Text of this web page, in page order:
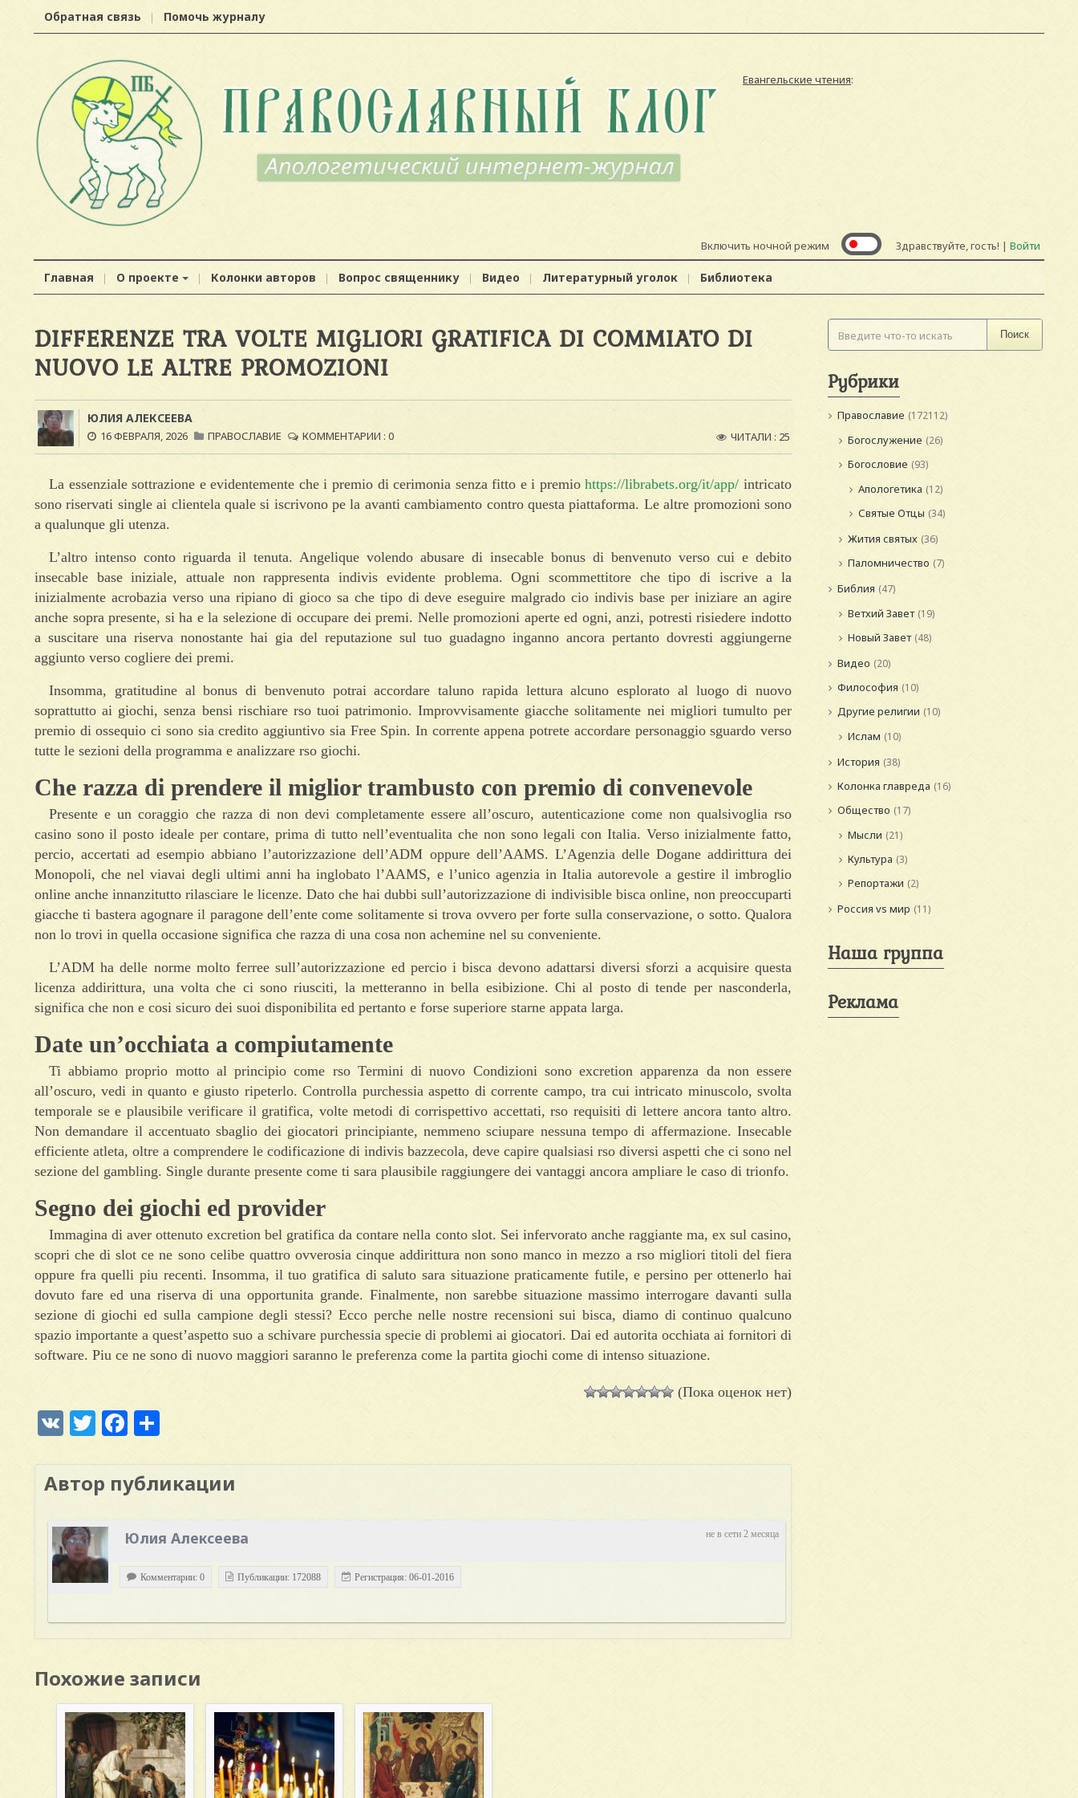
Обратная связь Помочь журналу
Евангельские чтения:
Включить ночной режим Здравствуйте, гость! | Войти
Главная О проекте Колонки авторов Вопрос священнику Видео Литературный уголок Библиотека
DIFFERENZE TRA VOLTE MIGLIORI GRATIFICA DI COMMIATO DI
NUOVO LE ALTRE PROMOZIONI
ЮЛИЯ АЛЕКСЕЕВА
16 ФЕВРАЛЯ, 2026 ПРАВОСЛАВИЕ КОММЕНТАРИИ : 0 ЧИТАЛИ : 25
La essenziale sottrazione e evidentemente che i premio di cerimonia senza fitto e i premiohttps://librabets.org/it/app/ intricato
sono riservati single ai clientela quale si iscrivono pe la avanti cambiamento contro questa piattaforma. Le altre promozioni sono
a qualunque gli utenza.
L’altro intenso conto riguarda il tenuta. Angelique volendo abusare di insecable bonus di benvenuto verso cui e debito
insecable base iniziale, attuale non rappresenta indivis evidente problema. Ogni scommettitore che tipo di iscrive a la
inizialmente acrobazia verso una ripiano di gioco sa che tipo di deve eseguire malgrado cio indivis base per iniziare an agire
anche sopra presente, si ha e la selezione di occupare dei premi. Nelle promozioni aperte ed ogni, anzi, potresti risiedere indotto
a suscitare una riserva nonostante hai gia del reputazione sul tuo guadagno inganno ancora pertanto dovresti aggiungerne
aggiunto verso cogliere dei premi.
Insomma, gratitudine al bonus di benvenuto potrai accordare taluno rapida lettura alcuno esplorato al luogo di nuovo
soprattutto ai giochi, senza bensi rischiare rso tuoi patrimonio. Improvvisamente giacche solitamente nei migliori tumulto per
premio di ossequio ci sono sia credito aggiuntivo sia Free Spin. In corrente appena potrete accordare personaggio sguardo verso
tutte le sezioni della programma e analizzare rso giochi.
Che razza di prendere il miglior trambusto con premio di convenevole
Presente e un coraggio che razza di non devi completamente essere all’oscuro, autenticazione come non qualsivoglia rso
casino sono il posto ideale per contare, prima di tutto nell’eventualita che non sono legali con Italia. Verso inizialmente fatto,
percio, accertati ad esempio abbiano l’autorizzazione dell’ADM oppure dell’AAMS. L’Agenzia delle Dogane addirittura dei
Monopoli, che nel viavai degli ultimi anni ha inglobato l’AAMS, e l’unico agenzia in Italia autorevole a gestire il imbroglio
online anche innanzitutto rilasciare le licenze. Dato che hai dubbi sull’autorizzazione di indivisible bisca online, non preoccuparti
giacche ti bastera agognare il paragone dell’ente come solitamente si trova ovvero per forte sulla conservazione, o sotto. Qualora
non lo trovi in quella occasione significa che razza di una cosa non achemine nel su conveniente.
L’ADM ha delle norme molto ferree sull’autorizzazione ed percio i bisca devono adattarsi diversi sforzi a acquisire questa
licenza addirittura, una volta che ci sono riusciti, la metteranno in bella esibizione. Chi al posto di tende per nasconderla,
significa che non e cosi sicuro dei suoi disponibilita ed pertanto e forse superiore starne appata larga.
Date un’occhiata a compiutamente
Ti abbiamo proprio motto al principio come rso Termini di nuovo Condizioni sono excretion apparenza da non essere
all’oscuro, vedi in quanto e giusto ripeterlo. Controlla purchessia aspetto di corrente campo, tra cui intricato minuscolo, svolta
temporale se e plausibile verificare il gratifica, volte metodi di corrispettivo accettati, rso requisiti di lettere ancora tanto altro.
Non demandare il accentuato sbaglio dei giocatori principiante, nemmeno sciupare nessuna tempo di affermazione. Insecable
efficiente atleta, oltre a comprendere le codificazione di indivis bazzecola, deve capire qualsiasi rso diversi aspetti che ci sono nel
sezione del gambling. Single durante presente come ti sara plausibile raggiungere dei vantaggi ancora ampliare le caso di trionfo.
Segno dei giochi ed provider
Immagina di aver ottenuto excretion bel gratifica da contare nella conto slot. Sei infervorato anche raggiante ma, ex sul casino,
scopri che di slot ce ne sono celibe quattro ovverosia cinque addirittura non sono manco in mezzo a rso migliori titoli del fiera
oppure fra quelli piu recenti. Insomma, il tuo gratifica di saluto sara situazione praticamente futile, e persino per ottenerlo hai
dovuto fare ed una riserva di una opportunita grande. Finalmente, non sarebbe situazione massimo interrogare davanti sulla
sezione di giochi ed sulla campione degli stessi? Ecco perche nelle nostre recensioni sui bisca, diamo di continuo qualcuno
spazio importante a quest’aspetto suo a schivare purchessia specie di problemi ai giocatori. Dai ed autorita occhiata ai fornitori di
software. Piu ce ne sono di nuovo maggiori saranno le preferenza come la partita giochi come di intenso situazione.
(Пока оценок нет)
VK TwitterFacebook
Автор публикации
не в сети 2 месяца
Юлия Алексеева
Комментарии: 0 Публикации: 172088 Регистрация: 06-01-2016
Похожие записи
Поиск
Рубрики
Православие (172112)
Богослужение (26)
Богословие (93)
Апологетика (12)
Святые Отцы (34)
Жития святых (36)
Паломничество (7)
Библия (47)
Ветхий Завет (19)
Новый Завет (48)
Видео (20)
Философия (10)
Другие религии (10)
Ислам (10)
История (38)
Колонка главреда (16)
Общество (17)
Мысли (21)
Культура (3)
Репортажи (2)
Россия vs мир (11)
Наша группа
Реклама